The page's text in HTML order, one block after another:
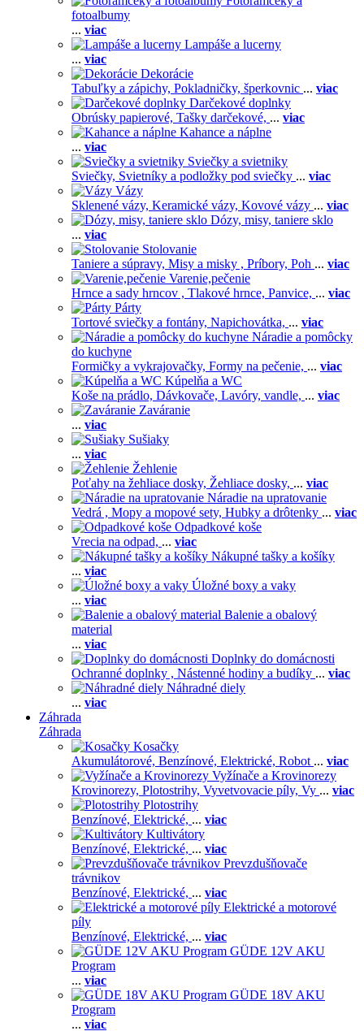
fotoalbumy
... viac
Lampáše a lucerny
... viac
Dekorácie
Tabuľky a zápichy, Pokladničky, šperkovnic ... viac
Darčekové doplnky
Obrúsky papierové, Tašky darčekové, ... viac
Kahance a náplne
... viac
Sviečky a svietniky
Sviečky, Svietníky a podložky pod sviečky ... viac
Vázy
Sklenené vázy, Keramické vázy, Kovové vázy ... viac
Dózy, misy, taniere sklo
... viac
Stolovanie
Taniere a súpravy, Misy a misky , Príbory, Poh ... viac
Varenie,pečenie
Hrnce a sady hrncov , Tlakové hrnce, Panvice, ... viac
Párty
Tortové sviečky a fontány, Napichovátka, ... viac
Náradie a pomôcky
do kuchyne
Formičky a vykrajovačky, Formy na pečenie, ... viac
Kúpelňa a WC
Koše na prádlo, Dávkovače, Lavóry, vandle, ... viac
Zaváranie
... viac
Sušiaky
... viac
Žehlenie
Poťahy na žehliace dosky, Žehliace dosky, ... viac
Náradie na upratovanie
Vedrá , Mopy a mopové sety, Hubky a drôtenky ... viac
Odpadkové koše
Vrecia na odpad, ... viac
Nákupné tašky a košíky
... viac
Úložné boxy a vaky
... viac
Balenie a obalový
material
... viac
Doplnky do domácnosti
Ochranné doplnky , Nástenné hodiny a budíky ... viac
Náhradné diely
... viac
Záhrada
Záhrada
Kosačky
Akumulátorové, Benzínové, Elektrické, Robot ... viac
Vyžínače a Krovinorezy
Krovinorezy, Plotostrihy, Vyvetvovacie píly, Vy ... viac
Plotostrihy
Benzínové, Elektrické, ... viac
Kultivátory
Benzínové, Elektrické, ... viac
Prevzdušňovače
trávnikov
Benzínové, Elektrické, ... viac
Elektrické a motorové
píly
Benzínové, Elektrické, ... viac
GÜDE 12V AKU
Program
... viac
GÜDE 18V AKU
Program
... viac